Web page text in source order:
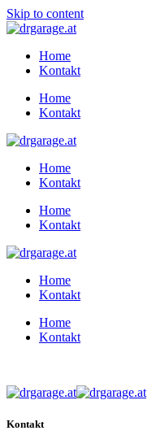
Skip to content
Home
Kontakt
Home
Kontakt
Home
Kontakt
Home
Kontakt
Home
Kontakt
Home
Kontakt
Kontakt